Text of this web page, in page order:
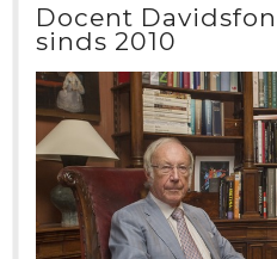
Docent
sinds 2010